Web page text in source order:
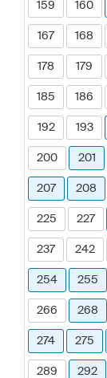
159 160
167 168
178 179
185 186
192 193
200 201
207 208
225 227
237 242
254 255
266 268
274 275
289 292